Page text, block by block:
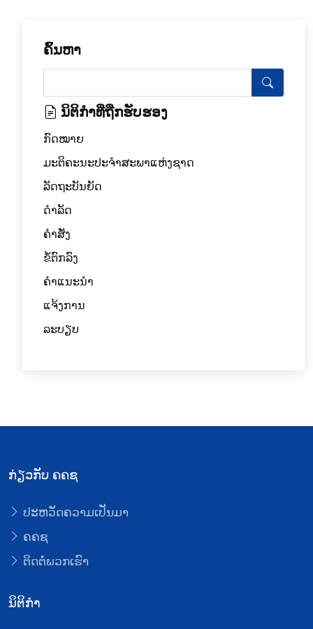
ຄົ້ນຫາ
ນິຕິກໍາທີ່ຖືກຮັບຮອງ
ກົດໝາຍ
ມະຕິຄະນະປະຈຳສະພາແຫ່ງຊາດ
ລັດຖະບັນຍັດ
ດໍາລັດ
ຄຳສັ່ງ
ຂໍ້ຕົກລົງ
ຄໍາແນະນໍາ
ແຈ້ງການ
ລະບຽບ
ກ່ຽວກັບ ຄຄຊ
ປະຫວັດຄວາມເປັນມາ
ຄຄຊ
ຕິດຕໍ່ພວກເຮົາ
ນິຕິກໍາ